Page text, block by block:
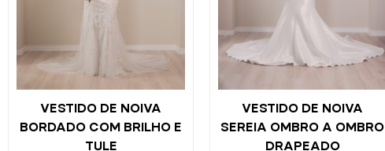
VESTIDO DE NOIVA
BORDADO COM BRILHO E
TULE
VESTIDO DE NOIVA
SEREIA OMBRO A OMBRO
DRAPEADO